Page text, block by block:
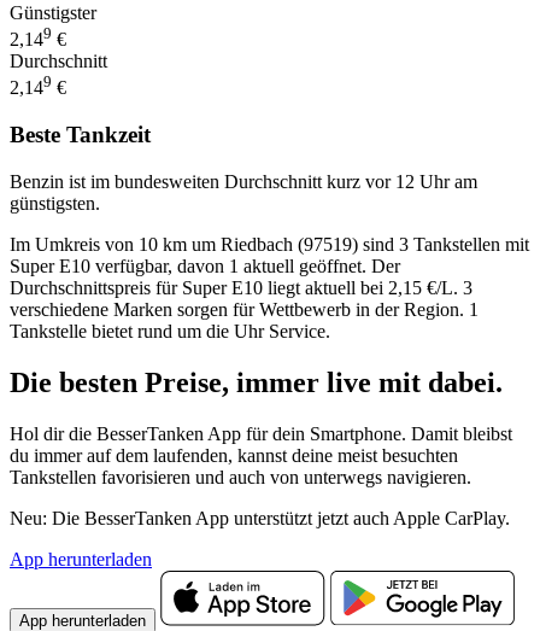
Günstigster
2,149 €
Durchschnitt
2,149 €
Beste Tankzeit
Benzin ist im bundesweiten Durchschnitt kurz vor 12 Uhr am
günstigsten.
Im Umkreis von 10 km um Riedbach (97519) sind 3 Tankstellen mit
Super E10 verfügbar, davon 1 aktuell geöffnet. Der
Durchschnittspreis für Super E10 liegt aktuell bei 2,15 €/L. 3
verschiedene Marken sorgen für Wettbewerb in der Region. 1
Tankstelle bietet rund um die Uhr Service.
Die besten Preise, immer live mit dabei.
Hol dir die BesserTanken App für dein Smartphone. Damit bleibst
du immer auf dem laufenden, kannst deine meist besuchten
Tankstellen favorisieren und auch von unterwegs navigieren.
Neu: Die BesserTanken App unterstützt jetzt auch Apple CarPlay.
App herunterladen
App herunterladen